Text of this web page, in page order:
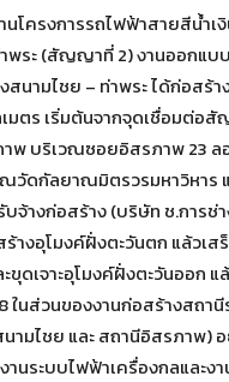
นโครงการรถไฟฟ้าสายสีน้ำ
พระ (สัญญาที่ 2) งานออกแบ
สนามไชย – ท่าพระ ได้ก่อสร้
มตร เริ่มต้นจากจุดเชื่อมต่อ
พ บริเวณซอยอิสรภาพ 23 ล
ณวัดกัลยาณมิตรวรมหาวิหาร
จ้างก่อสร้าง (บริษัท ช.การช่
างอุโมงค์ฝั่งตะวันตก แล้วเส
ขุดเจาะอุโมงค์ฝั่งตะวันออก แ
ในส่วนของงานก่อสร้างสถา
ามไชย และ สถานีอิสรภาพ)
านระบบไฟฟ้าเครื่องกลและง